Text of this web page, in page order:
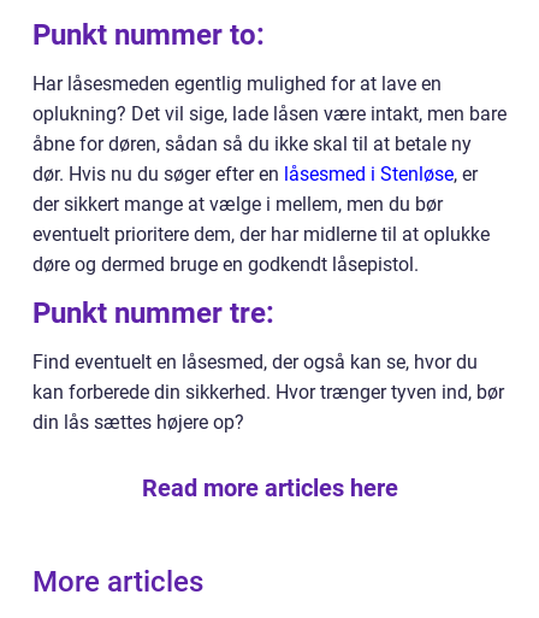
Punkt nummer to:
Har låsesmeden egentlig mulighed for at lave en
oplukning? Det vil sige, lade låsen være intakt, men bare
åbne for døren, sådan så du ikke skal til at betale ny
dør. Hvis nu du søger efter en låsesmed i Stenløse, er
der sikkert mange at vælge i mellem, men du bør
eventuelt prioritere dem, der har midlerne til at oplukke
døre og dermed bruge en godkendt låsepistol.
Punkt nummer tre:
Find eventuelt en låsesmed, der også kan se, hvor du
kan forberede din sikkerhed. Hvor trænger tyven ind, bør
din lås sættes højere op?
Read more articles here
More articles